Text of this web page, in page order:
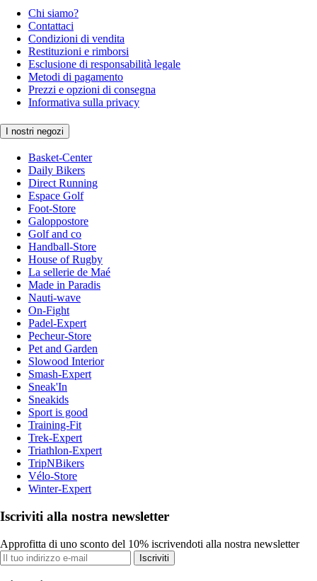
Chi siamo?
Contattaci
Condizioni di vendita
Restituzioni e rimborsi
Esclusione di responsabilità legale
Metodi di pagamento
Prezzi e opzioni di consegna
Informativa sulla privacy
I nostri negozi
Basket-Center
Daily Bikers
Direct Running
Espace Golf
Foot-Store
Galoppostore
Golf and co
Handball-Store
House of Rugby
La sellerie de Maé
Made in Paradis
Nauti-wave
On-Fight
Padel-Expert
Pecheur-Store
Pet and Garden
Slowood Interior
Smash-Expert
Sneak'In
Sneakids
Sport is good
Training-Fit
Trek-Expert
Triathlon-Expert
TripNBikers
Vélo-Store
Winter-Expert
Iscriviti alla nostra newsletter
Approfitta di uno sconto del 10% iscrivendoti alla nostra newsletter
Iscriviti